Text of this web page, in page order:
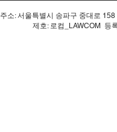
주소: 서울특별시 송파구 중대로
제호: 로컴_LAWCOM 등